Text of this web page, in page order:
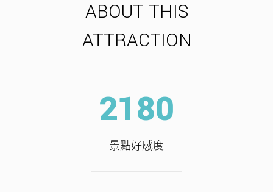
ABOUT THIS
ATTRACTION
2544
景點好感度